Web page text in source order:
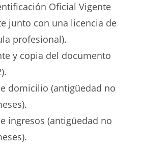
Oficial Vigente
junto con una licencia de
profesional).
y copia del documento
domicilio (antigüedad no
ingresos (antigüedad no